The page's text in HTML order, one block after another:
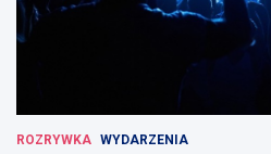
ROZRYWKA WYDARZENIA